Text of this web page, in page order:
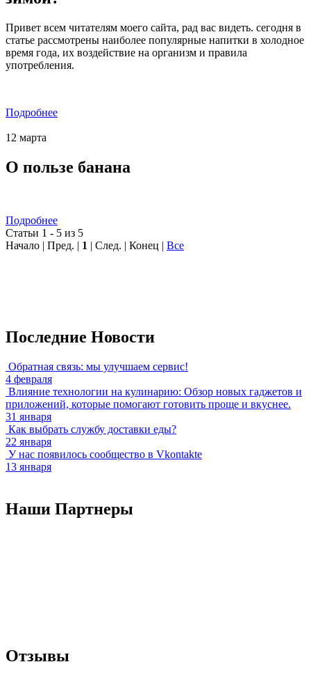
Привет всем читателям моего сайта, рад вас видеть. сегодня в
статье рассмотрены наиболее популярные напитки в холодное
время года, их воздействие на организм и правила
употребления.
Подробнее
12 марта
О пользе банана
Подробнее
Статьи 1 - 5 из 5
Начало | Пред. | 1 | След. | Конец | Все
Последние Новости
Обратная связь: мы улучшаем сервис!
4 февраля
Влияние технологии на кулинарию: Обзор новых гаджетов и
приложений, которые помогают готовить проще и вкуснее.
31 января
Как выбрать службу доставки еды?
22 января
У нас появилось сообщество в Vkontakte
13 января
Наши Партнеры
Отзывы